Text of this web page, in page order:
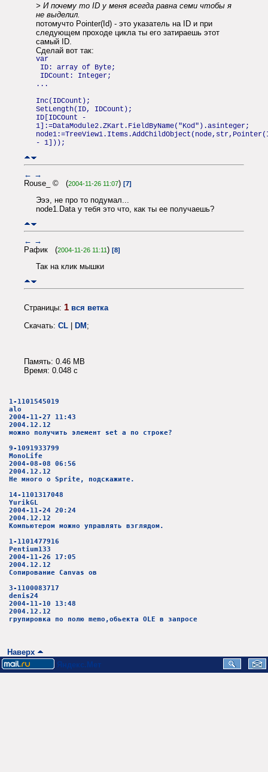
> И почему то ID у меня всегда равна семи чтобы я
не выделил.
потомучто Pointer(Id) - это указатель на ID и при
следующем проходе цикла ты его затираешь этот
самый ID.
Сделай вот так:
var
ID: array of Byte;
IDCount: Integer;
...
Inc(IDCount);
SetLength(ID, IDCount);
ID[IDCOunt -
1]:=DataModule2.ZKart.FieldByName("Kod").asinteger;
- 1]));
← →
Rouse_ © (2004-11-26 11:07) [7]
Эээ, не про то подумал...
node1.Data у тебя это что, как ты ее получаешь?
← →
Рафик (2004-11-26 11:11) [8]
Так на клик мышки
Страницы: 1 вся ветка
Скачать: CL | DM;
Память: 0.46 MB
Время: 0.048 c
1-1101545019
alo
2004-11-27 11:43
2004.12.12
можно получить элемент set а по строке?
9-1091933799
MonoLife
2004-08-08 06:56
2004.12.12
Не много о Sprite, подскажите.
14-1101317048
YurikGL
2004-11-24 20:24
2004.12.12
Компьютером можно управлять взглядом.
1-1101477916
Pentium133
2004-11-26 17:05
2004.12.12
Сопирование Canvas ов
3-1100083717
denis24
2004-11-10 13:48
2004.12.12
групировка по полю memo,обьекта OLE в запросе
Наверх